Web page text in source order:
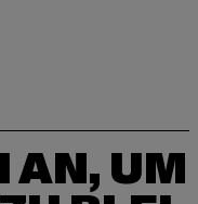
AN, UM